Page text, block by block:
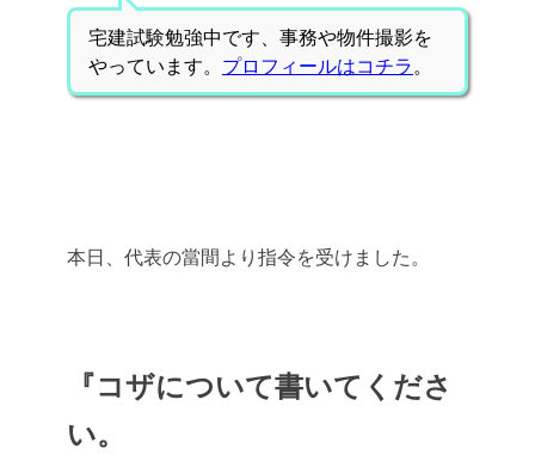
宅建試験勉強中です、事務や物件撮影を
やっています。 プロフィールはコチラ。
本日、代表の當間より指令を受けました。
『コザについて書いてくださ
い。